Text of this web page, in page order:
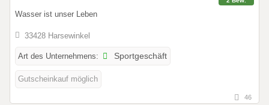
Wasser ist unser Leben
33428 Harsewinkel
Art des Unternehmens: Sportgeschäft
Gutscheinkauf möglich
46